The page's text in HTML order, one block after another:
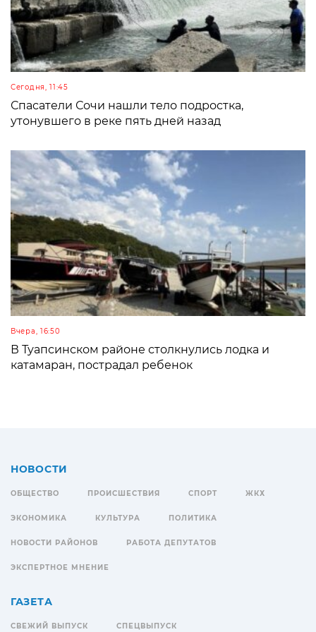
Сегодня, 11:45
Спасатели Сочи нашли тело подростка,
утонувшего в реке пять дней назад
Вчера, 16:50
В Туапсинском районе столкнулись лодка и
катамаран, пострадал ребенок
НОВОСТИ
ОБЩЕСТВО ПРОИСШЕСТВИЯ СПОРТ ЖКХ
ЭКОНОМИКА КУЛЬТУРА ПОЛИТИКА
НОВОСТИ РАЙОНОВ РАБОТА ДЕПУТАТОВ
ЭКСПЕРТНОЕ МНЕНИЕ
ГАЗЕТА
СВЕЖИЙ ВЫПУСК СПЕЦВЫПУСК